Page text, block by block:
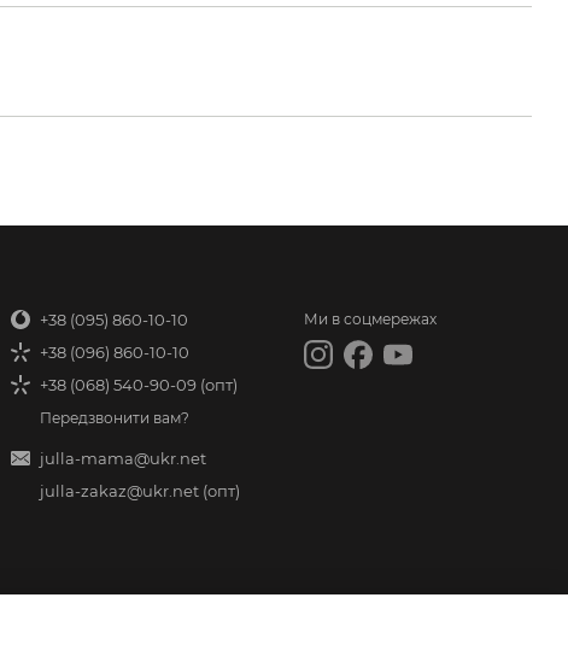
+38 (095) 860-10-10
+38 (096) 860-10-10
+38 (068) 540-90-09 (опт)
Передзвонити вам?
julla-mama@ukr.net
julla-zakaz@ukr.net (опт)
Ми в соцмережах